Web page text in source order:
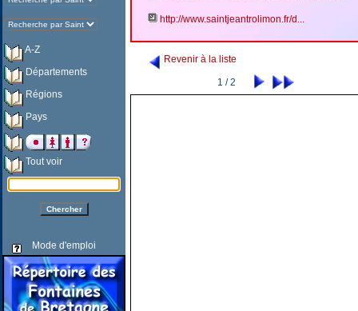
A-Z
Départements
Régions
Pays
Tout voir
Mode d'emploi
http://www.saintjeantrolimon.fr/d...
Revenir à la liste
1 / 2